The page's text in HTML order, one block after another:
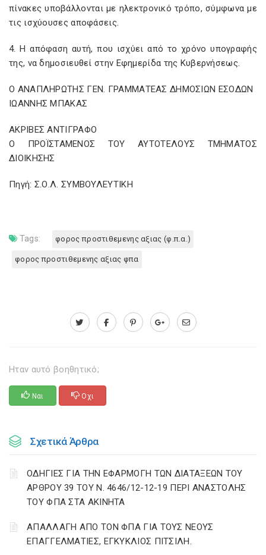
πίνακες υποβάλλονται με ηλεκτρονικό τρόπο, σύμφωνα με
τις ισχύουσες αποφάσεις.
4. Η απόφαση αυτή, που ισχύει από το χρόνο υπογραφής
της, να δημοσιευθεί στην Εφημερίδα της Κυβερνήσεως.
Ο ΑΝΑΠΛΗΡΩΤΗΣ ΓΕΝ. ΓΡΑΜΜΑΤΕΑΣ ΔΗΜΟΣΙΩΝ ΕΣΟΔΩΝ
ΙΩΑΝΝΗΣ ΜΠΑΚΑΣ
ΑΚΡΙΒΕΣ ΑΝΤΙΓΡΑΦΟ
Ο ΠΡΟΪΣΤΑΜΕΝΟΣ ΤΟΥ ΑΥΤΟΤΕΛΟΥΣ ΤΜΗΜΑΤΟΣ
ΔΙΟΙΚΗΣΗΣ
Πηγή: Σ.Ο.Λ. ΣΥΜΒΟΥΛΕΥΤΙΚΗ
Tags: φορος προστιθεμενης αξιας (φ.π.α.)
φορος προστιθεμενης αξιας φπα
Ηταν αυτό βοηθητικό;
Ναι Οχι
Σχετικά Άρθρα
ΟΔΗΓΙΕΣ ΓΙΑ ΤΗΝ ΕΦΑΡΜΟΓΗ ΤΩΝ ΔΙΑΤΑΞΕΩΝ ΤΟΥ
ΑΡΘΡΟΥ 39 ΤΟΥ Ν. 4646/12-12-19 ΠΕΡΙ ΑΝΑΣΤΟΛΗΣ
ΤΟΥ ΦΠΑ ΣΤΑ ΑΚΙΝΗΤΑ
ΑΠΑΛΛΑΓΗ ΑΠΟ ΤΟΝ ΦΠΑ ΓΙΑ ΤΟΥΣ ΝΕΟΥΣ
ΕΠΑΓΓΕΛΜΑΤΙΕΣ, ΕΓΚΥΚΛΙΟΣ ΠΙΤΣΙΛΗ.